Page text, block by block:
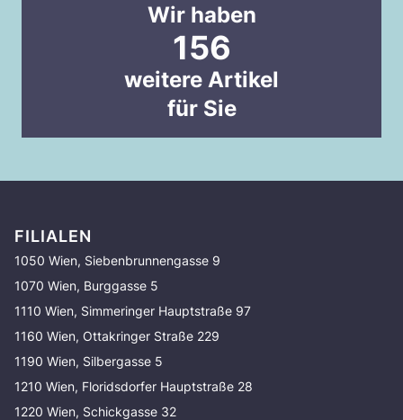
Wir haben
156
weitere Artikel
für Sie
FILIALEN
1050 Wien, Siebenbrunnengasse 9
1070 Wien, Burggasse 5
1110 Wien, Simmeringer Hauptstraße 97
1160 Wien, Ottakringer Straße 229
1190 Wien, Silbergasse 5
1210 Wien, Floridsdorfer Hauptstraße 28
1220 Wien, Schickgasse 32